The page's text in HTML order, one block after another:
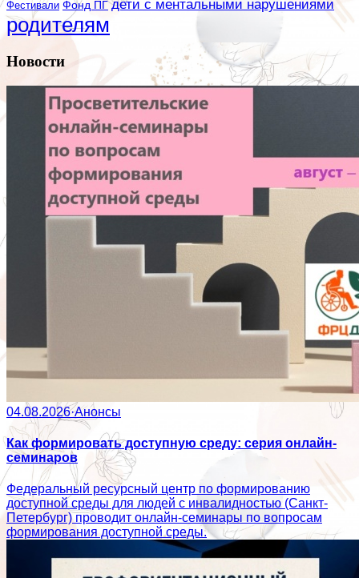
Фестивали Фонд ПГ дети с ментальными нарушениями
родителям
Новости
04.08.2026·Анонсы
Как формировать доступную среду: серия онлайн-
семинаров
Федеральный ресурсный центр по формированию
доступной среды для людей с инвалидностью (Санкт-
Петербург) проводит онлайн-семинары по вопросам
формирования доступной среды.